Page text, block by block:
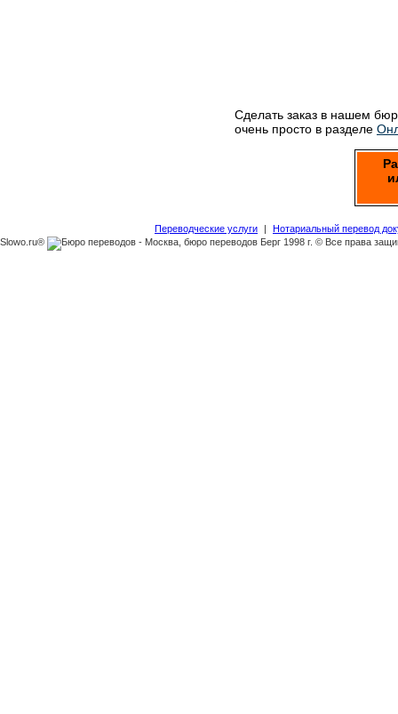
Сделать заказ в нашем
очень просто в разделе
Переводческие услуги |
Нотариальный перевод
Slowo.ru®
1998 г. © Все права